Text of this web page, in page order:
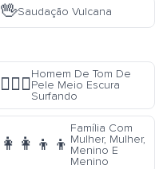
🖖Saudação Vulcana
🏄🏾‍♂️
Homem De Tom De
Pele Meio Escura
Surfando
👩‍👩‍👦‍👦
Família Com
Mulher, Mulher,
Menino E
Menino